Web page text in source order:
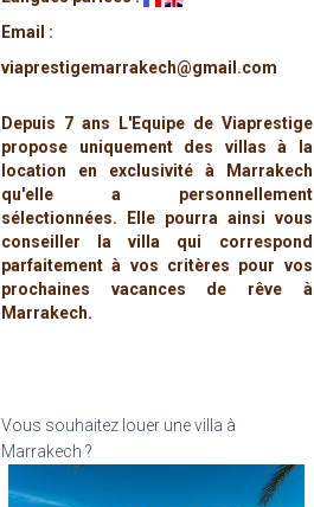
Email :
viaprestigemarrakech@gmail.com
Depuis 7 ans L'Equipe de Viaprestige
propose uniquement des villas à la
location en exclusivité à Marrakech
qu'elle a personnellement
sélectionnées. Elle pourra ainsi vous
conseiller la villa qui correspond
parfaitement à vos critères pour vos
prochaines vacances de rêve à
Marrakech.
Vous souhaitez louer une villa à
Marrakech ?